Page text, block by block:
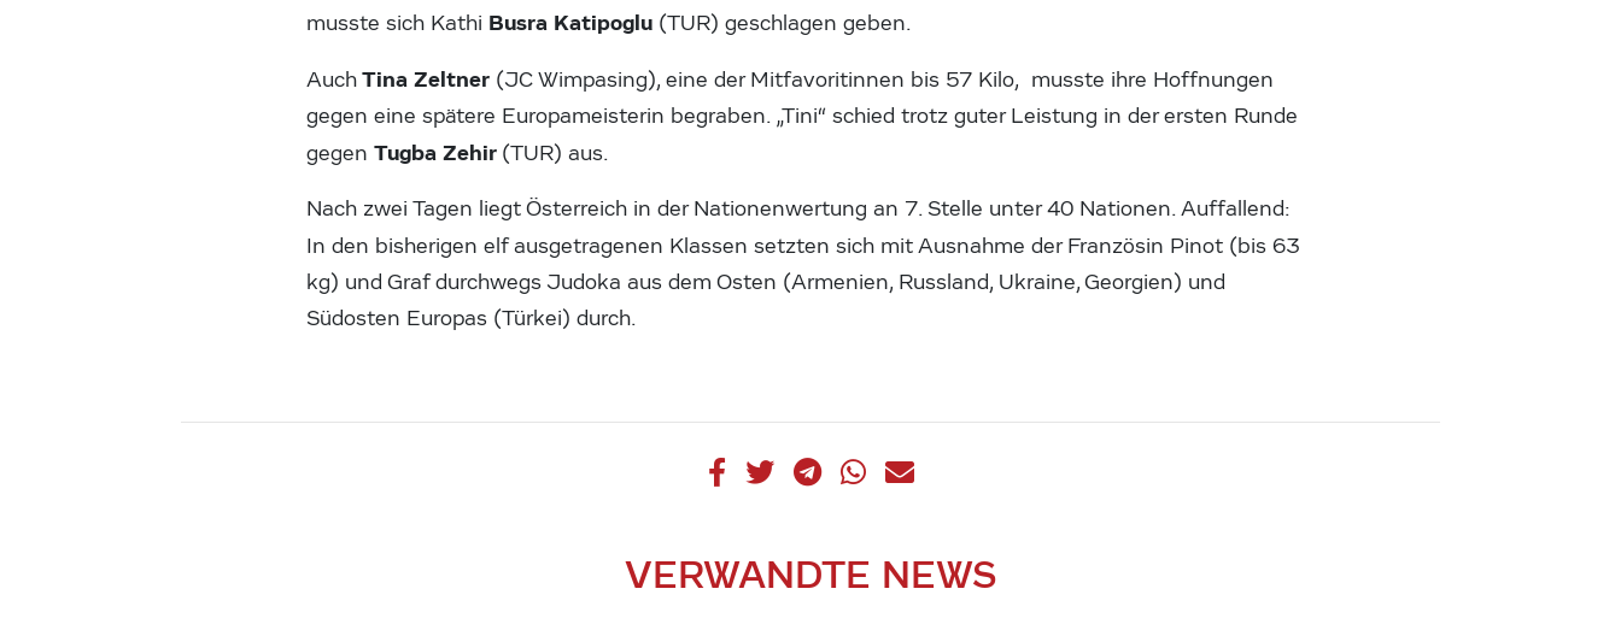
musste sich Kathi Busra Katipoglu (TUR) geschlagen geben.
AuchTina Zeltner (JC Wimpasing), eine der Mitfavoritinnen bis 57 Kilo, musste ihre Hoffnungen
gegen eine spätere Europameisterin begraben. „Tini“ schied trotz guter Leistung in der ersten Runde
gegenTugba Zehir (TUR) aus.
Nach zwei Tagen liegt Österreich in der Nationenwertung an 7. Stelle unter 40 Nationen. Auffallend:
In den bisherigen elf ausgetragenen Klassen setzten sich mit Ausnahme der Französin Pinot (bis 63
kg) und Graf durchwegs Judoka aus dem Osten (Armenien, Russland, Ukraine, Georgien) und
Südosten Europas (Türkei) durch.
VERWANDTE NEWS